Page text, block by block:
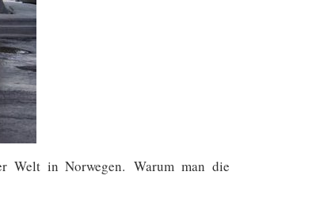
Welt in Norwegen. Warum man die